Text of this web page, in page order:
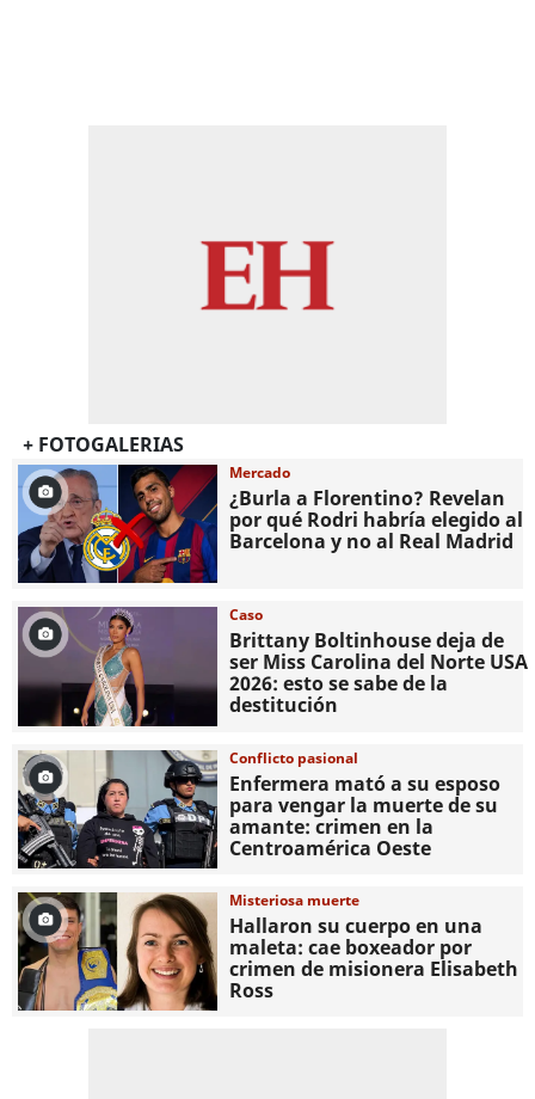
+ FOTOGALERIAS
Mercado
¿Burla a Florentino? Revelan
por qué Rodri habría elegido al
Barcelona y no al Real Madrid
Caso
Brittany Boltinhouse deja de
ser Miss Carolina del Norte USA
2026: esto se sabe de la
destitución
Conflicto pasional
Enfermera mató a su esposo
para vengar la muerte de su
amante: crimen en la
Centroamérica Oeste
Misteriosa muerte
Hallaron su cuerpo en una
maleta: cae boxeador por
crimen de misionera Elisabeth
Ross